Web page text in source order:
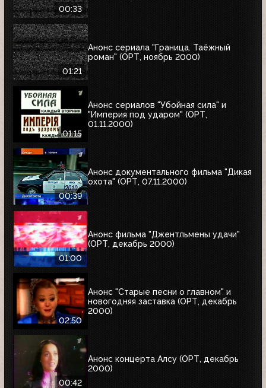
00:33
01:21
Анонс сериала "Граница. Таёжный
роман" (ОРТ, ноябрь 2000)
01:15
Анонс сериалов "Убойная сила" и
"Империя под ударом" (ОРТ,
01.11.2000)
00:39
Анонс документального фильма "Дикая
охота" (ОРТ, 07.11.2000)
01:00
Анонс фильма "Джентльмены удачи"
(ОРТ, декабрь 2000)
02:50
Анонс "Старые песни о главном" и
новогодняя заставка (ОРТ, декабрь
2000)
00:42
Анонс концерта Алсу (ОРТ, декабрь
2000)